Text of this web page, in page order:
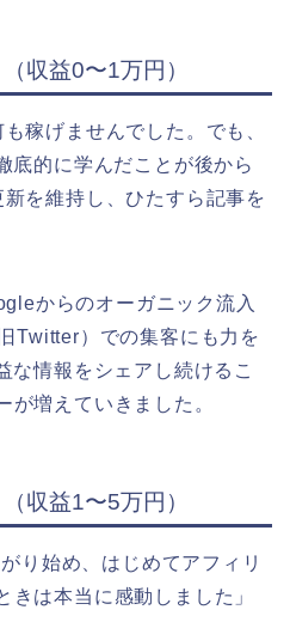
収益0〜1万円）
稼げませんでした。でも、
底的に学んだことが後から
を維持し、ひたすら記事を
からのオーガニック流入
Twitter）での集客にも力を
な情報をシェアし続けるこ
が増えていきました。
収益1〜5万円）
り始め、はじめてアフィリ
きは本当に感動しました」